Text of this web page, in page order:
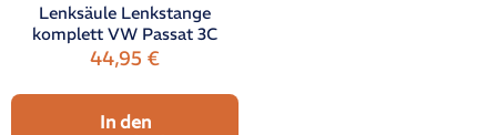
Lenksäule Lenkstange
komplett VW Passat 3C
44,95€
In den